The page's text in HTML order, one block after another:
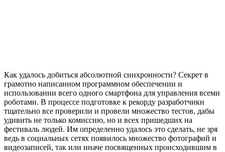
Как удалось добиться абсолютной синхронности? Секрет в
грамотно написанном программном обеспечении и
использовании всего одного смартфона для управления всеми
роботами. В процессе подготовке к рекорду разработчики
тщательно все проверили и провели множество тестов, дабы
удивить не только комиссию, но и всех пришедших на
фестиваль людей. Им определенно удалось это сделать, не зря
ведь в социальных сетях появилось множество фотографий и
видеозаписей, так или иначе посвященных происходившим в